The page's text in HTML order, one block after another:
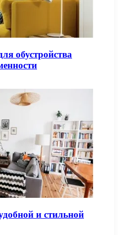
обустройства
и стильной